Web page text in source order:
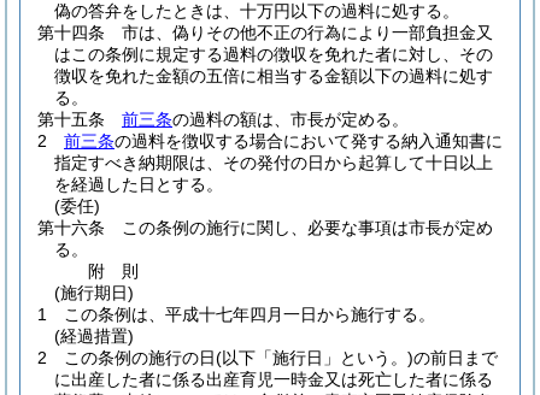
偽の答弁をしたときは、十万円以下の過料に処する。
第十四条
市は、偽りその他不正の行為により一部負担金又
はこの条例に規定する過料の徴収を免れた者に対し、その
徴収を免れた金額の五倍に相当する金額以下の過料に処す
る。
第十五条
前三条の過料の額は、市長が定める。
2
前三条の過料を徴収する場合において発する納入通知書に
指定すべき納期限は、その発付の日から起算して十日以上
を経過した日とする。
(委任)
第十六条
この条例の施行に関し、必要な事項は市長が定め
る。
附 則
(施行期日)
1
この条例は、平成十七年四月一日から施行する。
(経過措置)
2
この条例の施行の日(以下「施行日」という。)の前日まで
に出産した者に係る出産育児一時金又は死亡した者に係る